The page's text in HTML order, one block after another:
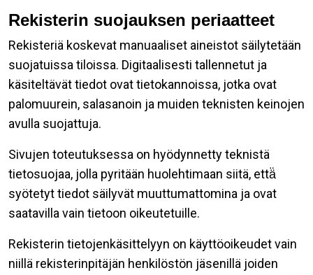
Rekisterin suojauksen periaatteet
Rekisteriä koskevat manuaaliset aineistot säilytetään
suojatuissa tiloissa. Digitaalisesti tallennetut ja
käsiteltävät tiedot ovat tietokannoissa, jotka ovat
palomuurein, salasanoin ja muiden teknisten keinojen
avulla suojattuja.
Sivujen toteutuksessa on hyödynnetty teknistä
tietosuojaa, jolla pyritään huolehtimaan siitä, että̈
syötetyt tiedot säilyvät muuttumattomina ja ovat
saatavilla vain tietoon oikeutetuille.
Rekisterin tietojenkäsittelyyn on käyttöoikeudet vain
niillä rekisterinpitäjän henkilöstön jäsenillä joiden